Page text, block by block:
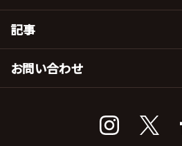
記事
お問い合わせ